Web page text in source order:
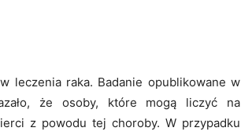
leczenia raka. Badanie opublikowane w
że osoby, które mogą liczyć na
z powodu tej choroby. W przypadku